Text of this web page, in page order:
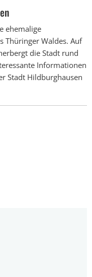
ehemalige
Thüringer Waldes. Auf
die Stadt rund
Informationen
Stadt Hildburghausen